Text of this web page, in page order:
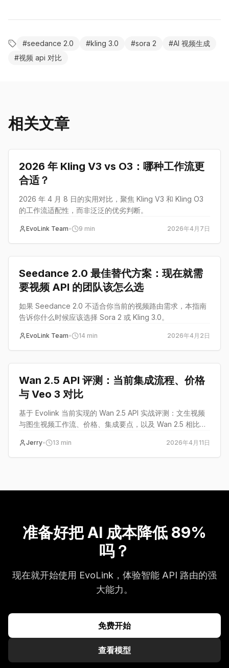
#seedance 2.0 #kling 3.0 #sora 2 #AI 视频生成
#视频 api 对比
相关文章
2026 年 Kling V3 vs O3：哪种工作流更
合适？
2026 年 4 月 8 日的实用对比，聚焦 Kling V3 和 Kling O3
的工作流适配性，而非泛泛的优劣判断。
EvoLink Team• 9 min
2026年4月7日
对比
Seedance 2.0 最佳替代方案：现在就需
要视频 API 的团队该怎么选
如果 Seedance 2.0 不适合你当前的视频路由需求，本指南
告诉你什么时候应该选择 Sora 2 或 Kling 3.0。
EvoLink Team• 14 min
2026年4月2日
对比
Wan 2.5 API 评测：当前集成流程、价格
与 Veo 3 对比
基于 Evolink 当前实现的 Wan 2.5 API 实战评测：文生视频
与图生视频工作流、价格、集成要点，以及 Wan 2.5 相比更
Jerry• 13 min 2026年4月11日
准备好把 AI 成本降低 89%
吗？
现在就开始使用 EvoLink，体验智能 API 路由的强
大能力。
免费开始
查看模型